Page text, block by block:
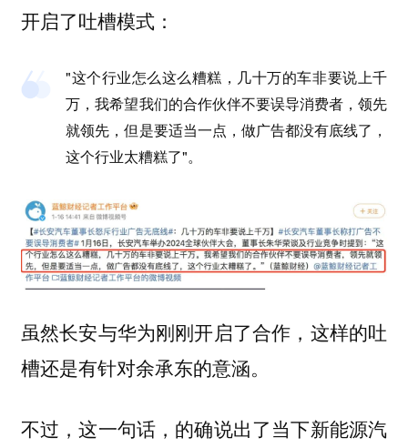
开启了吐槽模式：
"这个行业怎么这么糟糕，几十万的车非要说上千
万，我希望我们的合作伙伴不要误导消费者，领先
就领先，但是要适当一点，做广告都没有底线了，
这个行业太糟糕了"。
虽然长安与华为刚刚开启了合作，这样的吐
槽还是有针对余承东的意涵。
不过，这一句话，的确说出了当下新能源汽